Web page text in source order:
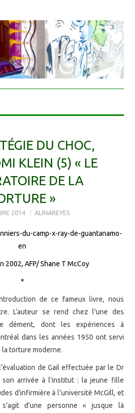
DU CHOC,
KLEIN (5) « LE
DE LA
»
2014 ALINAREYES
2002, AFP/ Shane T McCoy
*
de ce fameux livre, nous
.L’auteur se rend chez l’une des
dément, dont les expériences à
dans les années 1950 ont servi
la torture moderne.
de Gail effectuée par le Dr
son arrivée à l’institut : la jeune fille
d’infirmière à l’université McGill, et
d’une personne « jusque là